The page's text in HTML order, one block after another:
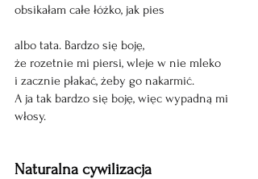
obsikałam całe łóżko, jak pies
albo tata. Bardzo się boję,
że rozetnie mi piersi, wleje w nie mleko
i zacznie płakać, żeby go nakarmić.
A ja tak bardzo się boję, więc wypadną mi
włosy.
Naturalna cywilizacja